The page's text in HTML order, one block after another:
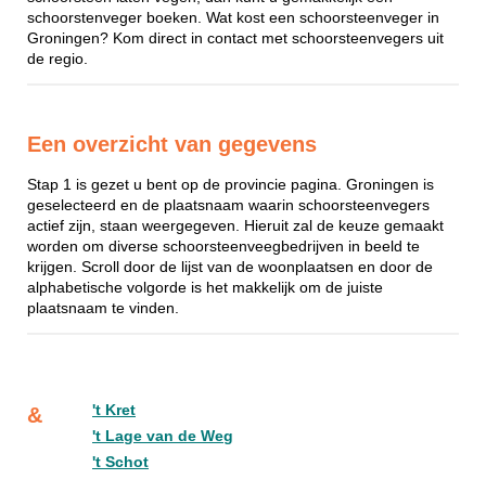
schoorstenveger boeken. Wat kost een schoorsteenveger in
Groningen? Kom direct in contact met schoorsteenvegers uit
de regio.
Een overzicht van gegevens
Stap 1 is gezet u bent op de provincie pagina. Groningen is
geselecteerd en de plaatsnaam waarin schoorsteenvegers
actief zijn, staan weergegeven. Hieruit zal de keuze gemaakt
worden om diverse schoorsteenveegbedrijven in beeld te
krijgen. Scroll door de lijst van de woonplaatsen en door de
alphabetische volgorde is het makkelijk om de juiste
plaatsnaam te vinden.
&
't Kret
't Lage van de Weg
't Schot